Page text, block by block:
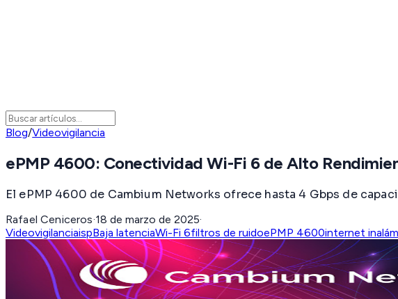
Blog/Videovigilancia
ePMP 4600: Conectividad Wi-Fi 6 de Alto
El ePMP 4600 de Cambium Networks ofrece hasta 4 Gbps de
Rafael Ceniceros·18 de marzo de 2025·
VideovigilanciaispBaja latenciaWi-Fi 6filtros de ruidoePMP 4600internet